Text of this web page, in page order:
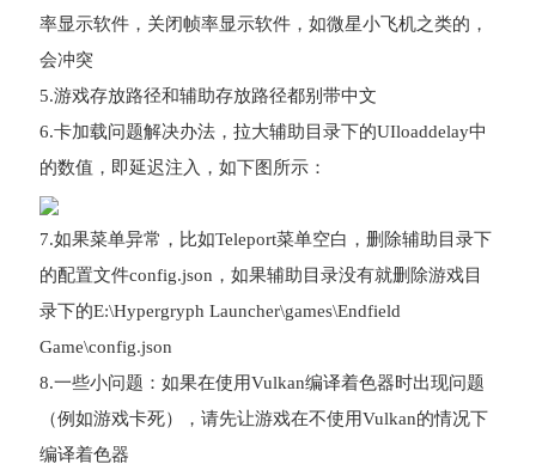
率显示软件，关闭帧率显示软件，如微星小飞机之类的，
会冲突
5.游戏存放路径和辅助存放路径都别带中文
6.卡加载问题解决办法，拉大辅助目录下的UIloaddelay中
的数值，即延迟注入，如下图所示：
7.如果菜单异常，比如Teleport菜单空白，删除辅助目录下
的配置文件config.json，如果辅助目录没有就删除游戏目
录下的E:\Hypergryph Launcher\games\Endfield
Game\config.json
8.一些小问题：如果在使用Vulkan编译着色器时出现问题
（例如游戏卡死），请先让游戏在不使用Vulkan的情况下
编译着色器